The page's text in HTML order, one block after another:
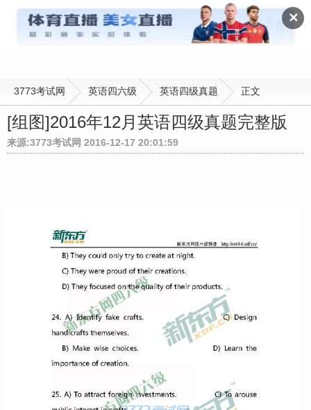
✕
英语四级真题
3773考试网 英语四六级 英语四级真题 正文
[组图]2016年12月英语四级真题完整版
来源:3773考试网 2016-12-17 20:01:59